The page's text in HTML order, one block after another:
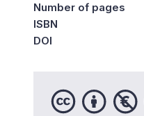
Number of pages
ISBN
DOI